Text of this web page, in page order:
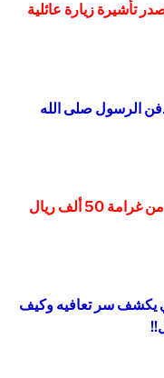
تأشيرة زيارة عائلية
دفن الرسول صلى الله
بقصد او بدونه ..وزارة الحج تحذر الحجاج من غرامة 50 ألف ريال
السكري يكشف سر تعافيه وكيف